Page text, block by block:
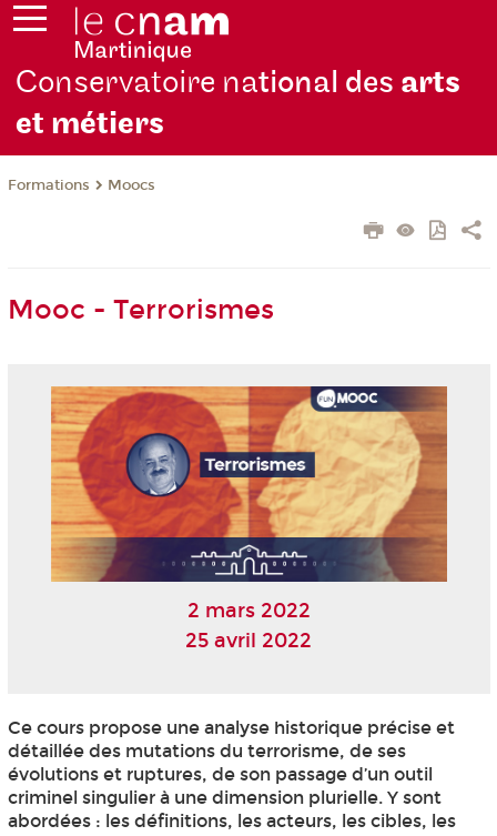
Conservatoire national des arts
et métiers
Formations Moocs
Mooc - Terrorismes
2 mars 2022
25 avril 2022
Ce cours propose une analyse historique précise et
détaillée des mutations du terrorisme, de ses
évolutions et ruptures, de son passage d’un outil
criminel singulier à une dimension plurielle. Y sont
abordées : les définitions, les acteurs, les cibles, les